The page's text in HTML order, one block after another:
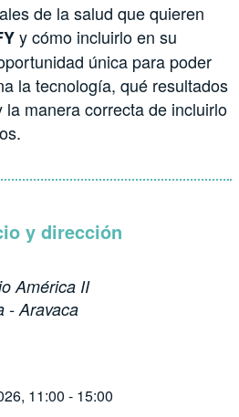
de la salud que quieren
y cómo incluirlo en su
única para poder
la tecnología, qué resultados
manera correcta de incluirlo
y dirección
América II
- Aravaca
11:00 - 15:00